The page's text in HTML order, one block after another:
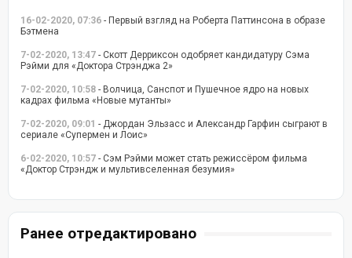
16-02-2020, 07:36 - Первый взгляд на Роберта Паттинсона в образе
Бэтмена
7-02-2020, 13:47 - Скотт Дерриксон одобряет кандидатуру Сэма
Рэйми для «Доктора Стрэнджа 2»
7-02-2020, 10:58 - Волчица, Санспот и Пушечное ядро на новых
кадрах фильма «Новые мутанты»
7-02-2020, 09:01 - Джордан Эльзасс и Александр Гарфин сыграют в
сериале «Супермен и Лоис»
6-02-2020, 10:57 - Сэм Рэйми может стать режиссёром фильма
«Доктор Стрэндж и мультивселенная безумия»
Ранее отредактировано